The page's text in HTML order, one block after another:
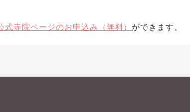
式寺院ページのお申込み（無料） ができます。